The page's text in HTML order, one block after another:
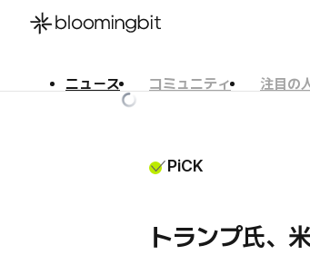
ニュース コミュニティ
注目の
PiCK
トランプ氏、